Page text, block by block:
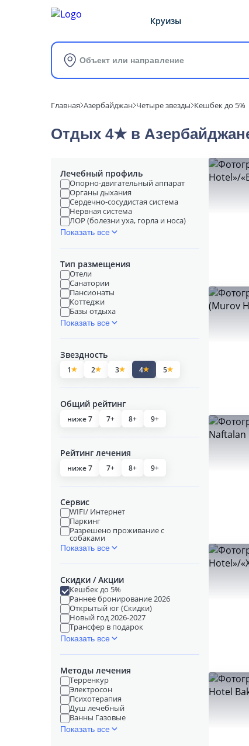
Круизы
Объект или направление
Главная Азербайджан Четыре звезды Кешбек до 5%
Отдых 4★ в
Лечебный профиль
Опорно-двигательный аппарат
Органы дыхания
Сердечно-сосудистая система
Нервная система
ЛОР (болезни уха, горла и носа)
Показать все
Тип размещения
Отели
Санатории
Пансионаты
Коттеджи
Базы отдыха
Показать все
Звездность
1 2 3 4 5
Общий рейтинг
ниже 7 7+ 8+ 9+
Рейтинг лечения
ниже 7 7+ 8+ 9+
Сервис
WIFI/ Интернет
Паркинг
Разрешено проживание с
собаками
Показать все
Скидки / Акции
Кешбек до 5%
Раннее бронирование 2026
Открытый юг (Скидки)
Новый год 2026-2027
Трансфер в подарок
Показать все
Методы лечения
Терренкур
Электросон
Психотерапия
Душ лечебный
Ванны Газовые
Показать все